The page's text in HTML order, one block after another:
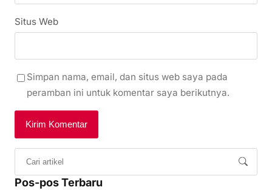
Situs Web
Simpan nama, email, dan situs web saya pada
peramban ini untuk komentar saya berikutnya.
Pos-pos Terbaru